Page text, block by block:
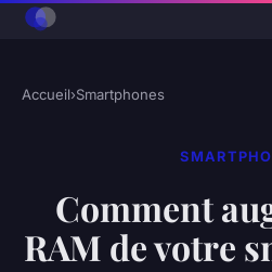
Accueil›Smartphones
Comment
RAM de votre